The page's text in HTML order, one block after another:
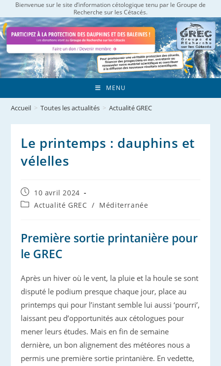
to
content
Bienvenue sur le site d’information cétologique tenu par le Groupe de
Recherche sur les Cétacés.
MENU
Accueil > Toutes les actualités > Actualité GREC
Le printemps : dauphins et
vélelles
Publication
publiée :
10 avril 2024
PostActualité GREC / Méditerranée
Première sortie printanière pour
le GREC
Après un hiver où le vent, la pluie et la houle se sont
disputé le podium presque chaque jour, place au
printemps qui pour l’instant semble lui aussi ‘pourri’,
laissant peu d’opportunités aux cétologues pour
mener leurs études. Mais en fin de semaine
dernière, un bon alignement des météores nous a
permis une première sortie printanière. En vedette,